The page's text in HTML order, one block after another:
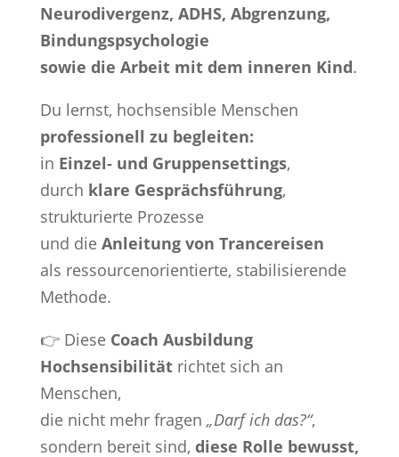
Neurodivergenz, ADHS, Abgrenzung,
Bindungspsychologie
sowie die Arbeit mit dem inneren Kind.
Du lernst, hochsensible Menschen
professionell zu begleiten:
in Einzel- und Gruppensettings,
durch klare Gesprächsführung,
strukturierte Prozesse
und die Anleitung von Trancereisen
als ressourcenorientierte, stabilisierende
Methode.
👉 Diese Coach Ausbildung
Hochsensibilitätrichtet sich an
Menschen,
die nicht mehr fragen „Darf ich das?“,
sondern bereit sind, diese Rolle bewusst,